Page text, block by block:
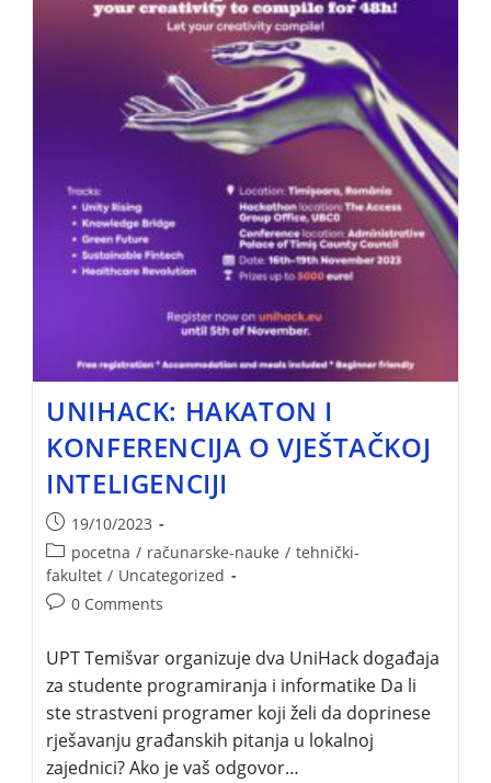
UNIHACK: HAKATON I
KONFERENCIJA O VJEŠTAČKOJ
INTELIGENCIJI
19/10/2023
pocetna / računarske-nauke / tehnički-
fakultet / Uncategorized
0 Comments
UPT Temišvar organizuje dva UniHack događaja
za studente programiranja i informatike Da li
ste strastveni programer koji želi da doprinese
rješavanju građanskih pitanja u lokalnoj
zajednici? Ako je vaš odgovor…